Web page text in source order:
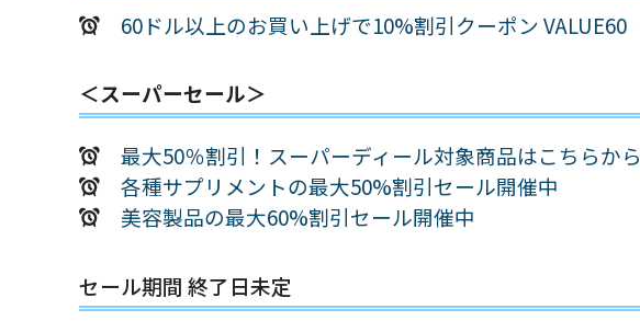
60ドル以上のお買い上げで10%割引クーポン VALUE60
＜スーパーセール＞
最大50％割引！スーパーディール対象商品はこちらから
各種サプリメントの最大50%割引セール開催中
美容製品の最大60%割引セール開催中
セール期間 終了日未定